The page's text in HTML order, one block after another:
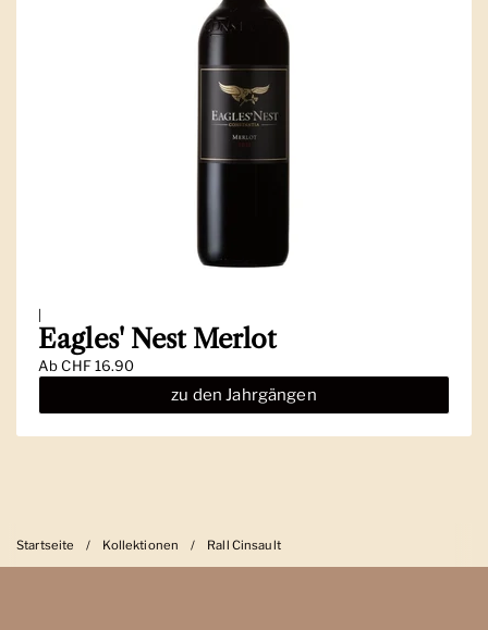
|
Eagles' Nest Merlot
AbCHF 16.90
zu den Jahrgängen
Startseite / Kollektionen / Rall Cinsault